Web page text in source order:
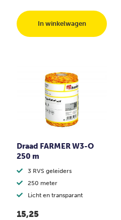
In winkelwagen
Draad FARMER W3-O
250 m
3 RVS geleiders
250 meter
Licht en transparant
15,25